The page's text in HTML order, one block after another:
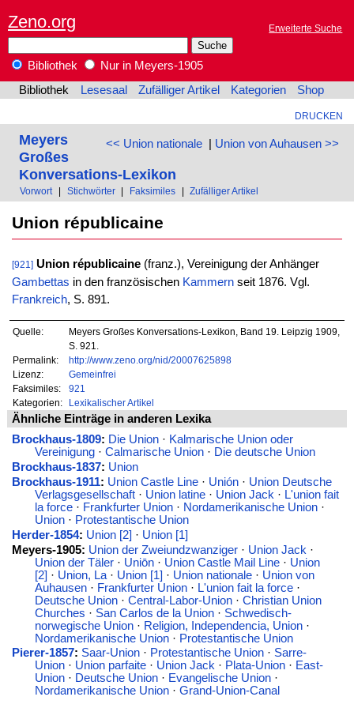
Zeno.org Erweiterte Suche
Bibliothek
Nur in Meyers-1905
Bibliothek
Lesesaal Zufälliger Artikel Kategorien Shop
DRUCKEN
<< Union nationale| Union von Auhausen >>
Meyers
Großes
Konversations-Lexikon
Vorwort Stichwörter Faksimiles Zufälliger Artikel
Union républicaine
[921] Union républicaine(franz.), Vereinigung der Anhänger
Gambettas in den französischen Kammernseit 1876. Vgl.
Frankreich, S. 891.
Quelle:
Meyers Großes Konversations-Lexikon, Band 19. Leipzig 1909,
S. 921.
Permalink:
http://www.zeno.org/nid/20007625898
Lizenz:
Gemeinfrei
Faksimiles:
921
Kategorien:
Lexikalischer Artikel
Ähnliche Einträge in anderen Lexika
Brockhaus-1809: Die Union· Kalmarische Union oder
Vereinigung· Calmarische Union· Die deutsche Union
Brockhaus-1837: Union
Brockhaus-1911: Union Castle Line· Unión· Union Deutsche
Verlagsgesellschaft· Union latine· Union Jack · L'union fait
la force· Frankfurter Union· Nordamerikanische Union·
Union· Protestantische Union
Herder-1854: Union [2] · Union [1]
Meyers-1905: Union der Zweiundzwanziger· Union Jack ·
Union der Täler· Uniōn· Union Castle Mail Line· Union
[2] · Union, La· Union [1] · Union nationale· Union von
Auhausen· Frankfurter Union· L'union fait la force·
Deutsche Union· Central-Labor-Union· Christian Union
Churches · San Carlos de la Union· Schwedisch-
norwegische Union· Religion, Independencia, Union·
Nordamerikanische Union· Protestantische Union
Pierer-1857: Saar-Union· Protestantische Union· Sarre-
Union· Union parfaite· Union Jack· Plata-Union· East-
Union· Deutsche Union· Evangelische Union·
Nordamerikanische Union· Grand-Union-Canal